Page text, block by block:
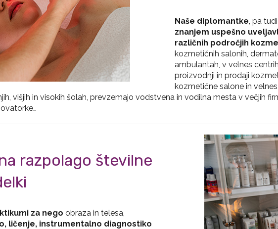
Naše diplomantke, pa
znanjem uspešno
različnih področjih
kozmetičnih salonih,
ambulantah, v velnes
proizvodnji in prodaji
kozmetične salone in
višjih in visokih šolah, prevzemajo vodstvena in vodilna mesta v večjih
razpolago številne
za nego obraza in telesa,
ličenje, instrumentalno diagnostiko